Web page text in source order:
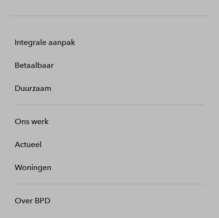
Integrale aanpak
Betaalbaar
Duurzaam
Ons werk
Actueel
Woningen
Over BPD